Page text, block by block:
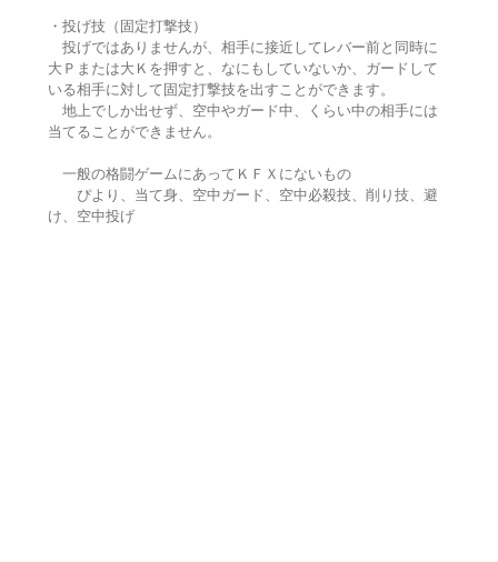
・投げ技（固定打撃技）
投げではありませんが、相手に接近してレバー前と同時に
大Ｐまたは大Ｋを押すと、なにもしていないか、ガードして
いる相手に対して固定打撃技を出すことができます。
地上でしか出せず、空中やガード中、くらい中の相手には
当てることができません。
一般の格闘ゲームにあってＫＦＸにないもの
ぴより、当て身、空中ガード、空中必殺技、削り技、避
け、空中投げ